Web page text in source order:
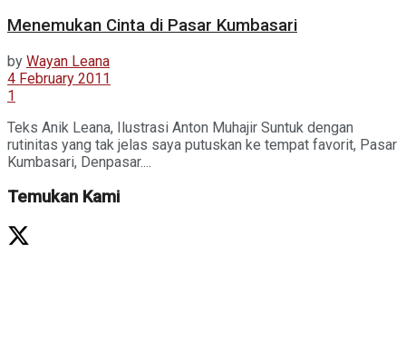
Menemukan Cinta di Pasar Kumbasari
by Wayan Leana
4 February 2011
1
Teks Anik Leana, Ilustrasi Anton Muhajir Suntuk dengan
rutinitas yang tak jelas saya putuskan ke tempat favorit, Pasar
Kumbasari, Denpasar....
Temukan Kami